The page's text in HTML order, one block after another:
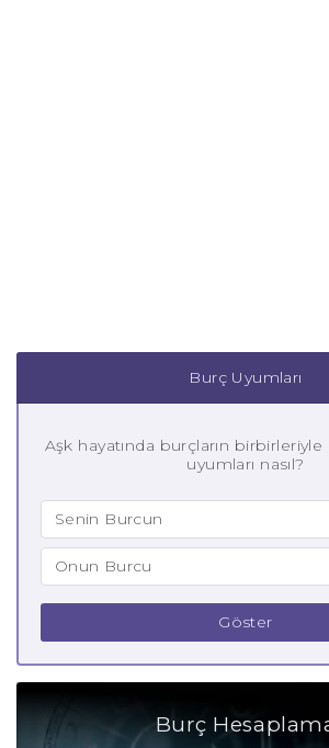
Burç Uyumları
Aşk hayatında burçların
uyumları nasıl?
Göster
Burç